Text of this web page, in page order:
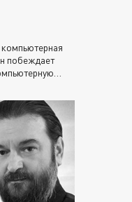
побеждает